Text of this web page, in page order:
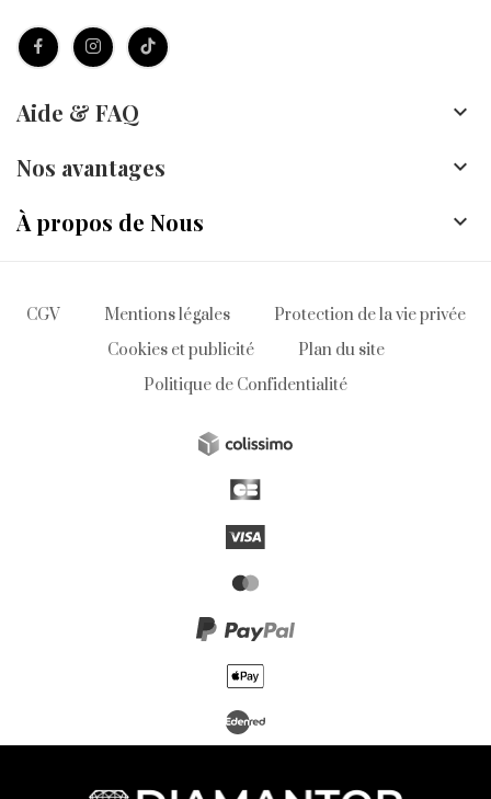
Aide & FAQ 
Nos avantages 
À propos de Nous 
CGV Mentions légales
Protection de la vie privée
Cookies et publicité
Plan du site
Politique de Confidentialité